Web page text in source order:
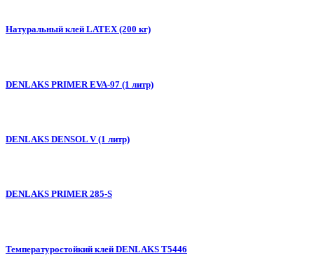
Натуральный клей LATEX (200 кг)
DENLAKS PRIMER EVA-97 (1 литр)
DENLAKS DENSOL V (1 литр)
DENLAKS PRIMER 285-S
Температуростойкий клей DENLAKS T5446